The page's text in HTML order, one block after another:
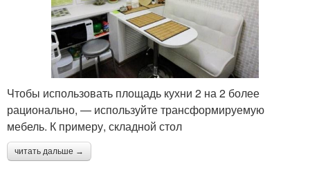
Чтобы использовать площадь кухни 2 на 2 более
рационально, — используйте трансформируемую
мебель. К примеру, складной стол
читать дальше →